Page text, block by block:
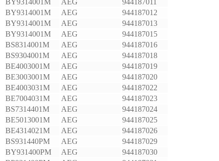
BY9314001M
AEG
944187011
BY9314001M
AEG
944187012
BY9314001M
AEG
944187013
BY9314001M
AEG
944187015
BS8314001M
AEG
944187016
BS9304001M
AEG
944187018
BE4003001M
AEG
944187019
BE3003001M
AEG
944187020
BE4003031M
AEG
944187022
BE7004031M
AEG
944187023
BS7314401M
AEG
944187024
BE5013001M
AEG
944187025
BE4314021M
AEG
944187026
BS931440PM
AEG
944187029
BY931400PM
AEG
944187030